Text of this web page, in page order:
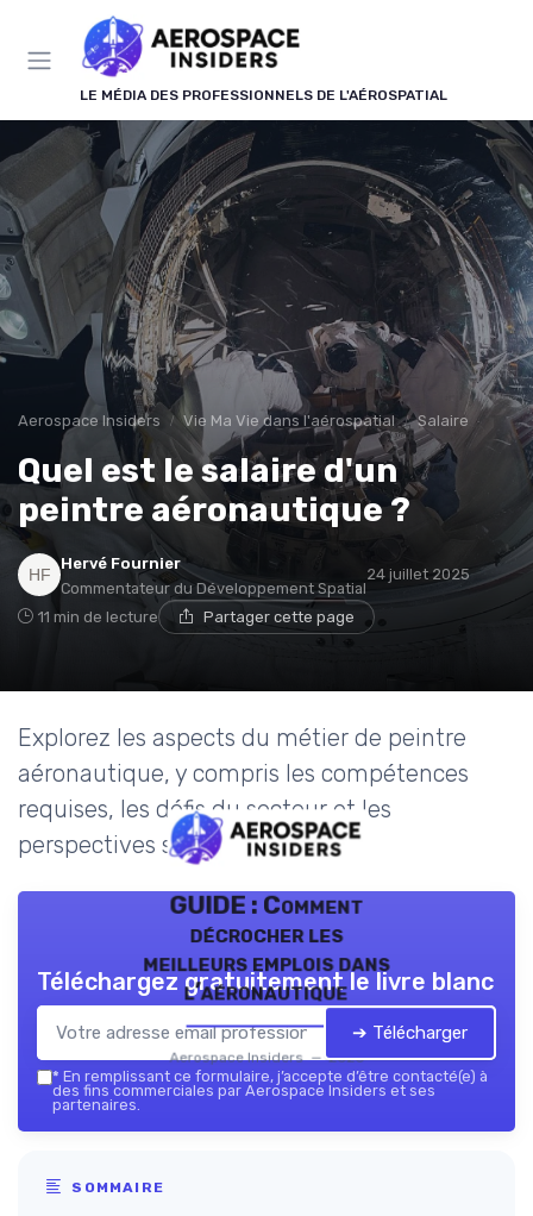
LE MÉDIA DES PROFESSIONNELS DE L'AÉROSPATIAL
Aerospace Insiders Vie Ma Vie dans l'aérospatial Salaire
Quel est le salaire d'un
peintre aéronautique ?
Hervé Fournier
Commentateur du Développement Spatial
24 juillet 2025
11 min de lecture Partager cette page
Explorez les aspects du métier de peintre
aéronautique, y compris les compétences
requises, les défis du secteur et les
perspectives salariales.
GUIDE : Comment
décrocher les
meilleurs emplois dans
l’aéronautique
Aerospace Insiders — 2026
Téléchargez gratuitement le livre blanc
➔ Télécharger
* En remplissant ce formulaire, j’accepte d’être contacté(e) à
des fins commerciales par Aerospace Insiders et ses
partenaires.
SOMMAIRE
Panneau de gestion des cookies